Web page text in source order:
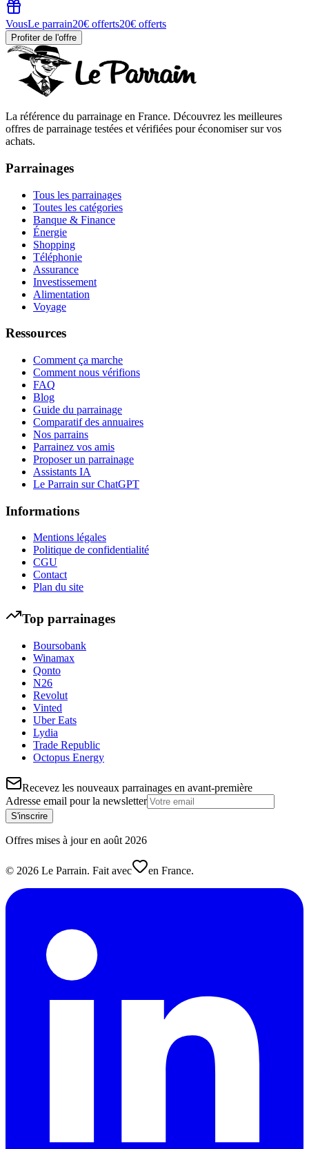
VousLe parrain20€ offerts20€ offerts
Profiter de l'offre
La référence du parrainage en France. Découvrez les meilleures
offres de parrainage testées et vérifiées pour économiser sur vos
achats.
Parrainages
Tous les parrainages
Toutes les catégories
Banque & Finance
Énergie
Shopping
Téléphonie
Assurance
Investissement
Alimentation
Voyage
Ressources
Comment ça marche
Comment nous vérifions
FAQ
Blog
Guide du parrainage
Comparatif des annuaires
Nos parrains
Parrainez vos amis
Proposer un parrainage
Assistants IA
Le Parrain sur ChatGPT
Informations
Mentions légales
Politique de confidentialité
CGU
Contact
Plan du site
Top parrainages
Boursobank
Winamax
Qonto
N26
Revolut
Vinted
Uber Eats
Lydia
Trade Republic
Octopus Energy
Recevez les nouveaux parrainages en avant-première
Adresse email pour la newsletter
S'inscrire
Offres mises à jour en août 2026
© 2026 Le Parrain. Fait avec en France.